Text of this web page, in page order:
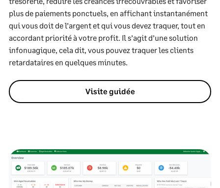
plus de paiements ponctuels, en affichant instantanément
qui vous doit de l’argent et qui vous devez traquer, tout en
accordant priorité à votre profit. Il s’agit d’une solution
infonuagique, cela dit, vous pouvez traquer les clients
retardataires en quelques minutes.
Visite guidée